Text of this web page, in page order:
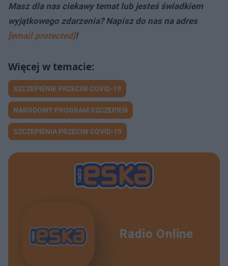
Masz dla nas ciekawy temat lub jesteś świadkiem
wyjątkowego zdarzenia? Napisz do nas na adres
[email protected]!
SZCZEPIENIE PRZECIW COVID-19
NARODOWY PROGRAM SZCZEPIEŃ
SZCZEPIENIA PRZECIW COVID-19
Radio Online